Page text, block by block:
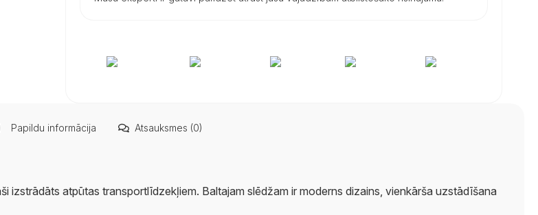
Papildu informācija Atsauksmes (0)
izstrādāts atpūtas transportlīdzekļiem. Baltajam slēdžam ir moderns dizains, vienkārša uzstādīšana